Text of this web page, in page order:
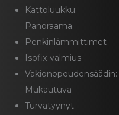
Kattoluukku:
Panoraama
Penkinlämmittimet
Isofix-valmius
Vakionopeudensäädin:
Mukautuva
Turvatyynyt